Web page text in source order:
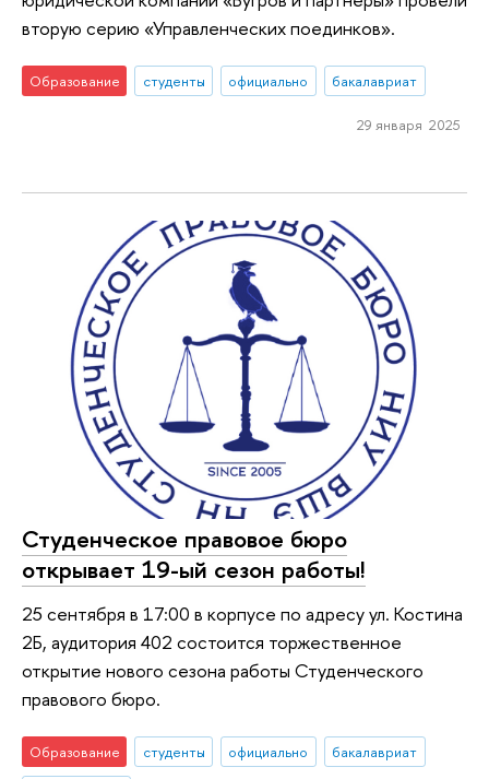
вторую серию «Управленческих поединков».
Образование студенты официально бакалавриат
29 января 2025
Студенческое правовое бюро
открывает 19-ый сезон работы!
25 сентября в 17:00 в корпусе по адресу ул. Костина
2Б, аудитория 402 состоится торжественное
открытие нового сезона работы Студенческого
правового бюро.
Образование студенты официально
бакалавриат